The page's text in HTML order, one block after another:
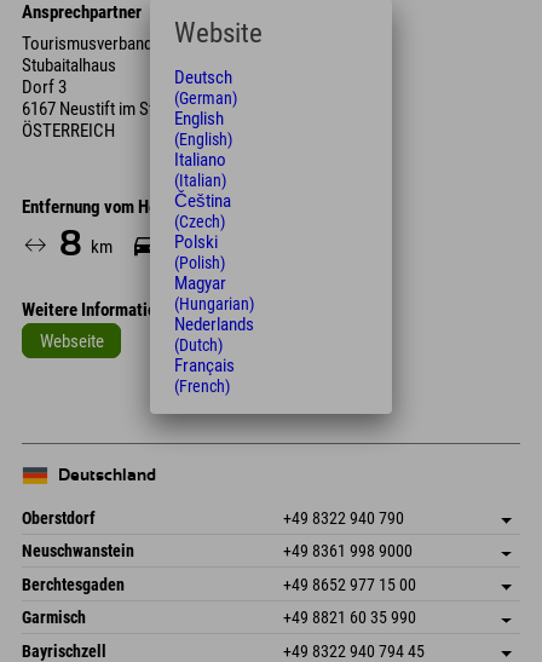
Ansprechpartner
Tourismusverband Stubai Tiro
Stubaitalhaus
Dorf 3
6167 Neustift im Stubai
ÖSTERREICH
Entfernung vom Hotel
8 km 10 Min.
Weitere Informationen
Webseite
Deutschland
Oberstdorf +49 8322 940 790
An der Breitach 3
Deutschland
Adresse speichern
Buchen
Neuschwanstein +49 8361 998 9000
An der Riese 45
87484 Nesselwang im Allgäu
Deutschland
Adresse speichern
Anreiseinfos
Buchen
Berchtesgaden +49 8652 977 15 00
Hofreitstr. 7
Deutschland
Adresse speichern
Buchen
Garmisch +49 8821 60 35 990
Frickenstraße 22
Adresse speichern
Bayrischzell +49 8322 940 794 45
Website
Deutsch
(German)
English
(English)
Italiano
(Italian)
Čeština
(Czech)
Polski
(Polish)
Magyar
(Hungarian)
Nederlands
(Dutch)
Français
(French)